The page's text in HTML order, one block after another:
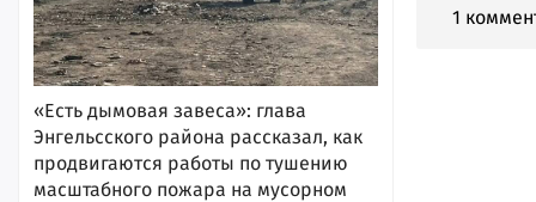
«Есть дымовая завеса»: глава
Энгельсского района рассказал, как
продвигаются работы по тушению
масштабного пожара на мусорном
1